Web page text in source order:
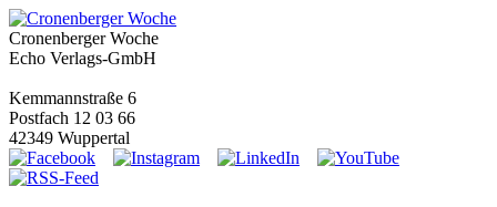
Cronenberger Woche
Echo Verlags-GmbH
Kemmannstraße 6
Postfach 12 03 66
42349 Wuppertal